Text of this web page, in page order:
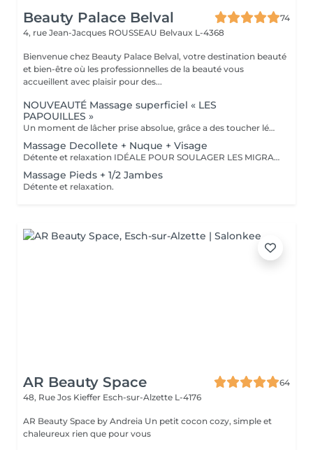
Beauty Palace Belval
74
4, rue Jean-Jacques ROUSSEAU Belvaux L-4368
Bienvenue chez Beauty Palace Belval, votre destination beauté
et bien-être où les professionnelles de la beauté vous
accueillent avec plaisir pour des...
NOUVEAUTÉ Massage superficiel « LES
PAPOUILLES »
Un moment de lâcher prise absolue, grâce a des toucher léger axé sur la caresse et le frisson agréable. A l'aide de plumes, de mains expertes et d'ustensiles soigneusement choisis, ce massage superficiel invite à un voyage sensoriel. Subtil pour apaiser le mental, relâcher les tensions émotionnelles se reconnecter à son corps en toute douceur. Idéal pour les personnes aimant les papouilles.
Massage Decollete + Nuque + Visage
Détente et relaxation IDÉALE POUR SOULAGER LES MIGRAINES
Massage Pieds + 1/2 Jambes
Détente et relaxation.
AR Beauty Space
64
48, Rue Jos Kieffer Esch-sur-Alzette L-4176
AR Beauty Space by Andreia Un petit cocon cozy, simple et
chaleureux rien que pour vous